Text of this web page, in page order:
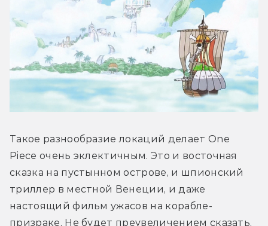
Такое разнообразие локаций делает One
Piece очень эклектичным. Это и восточная
сказка на пустынном острове, и шпионский
триллер в местной Венеции, и даже
настоящий фильм ужасов на корабле-
призраке. Не будет преувеличением сказать,